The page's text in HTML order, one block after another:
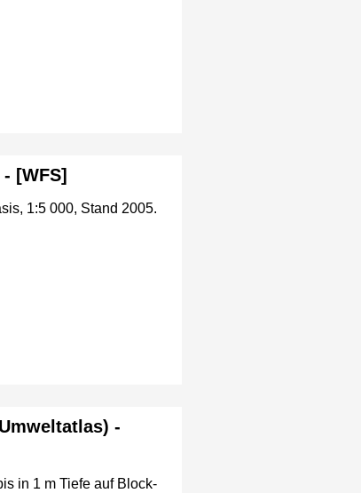
[WFS]
1:5 000, Stand 2005.
-
in 1 m Tiefe auf Block-